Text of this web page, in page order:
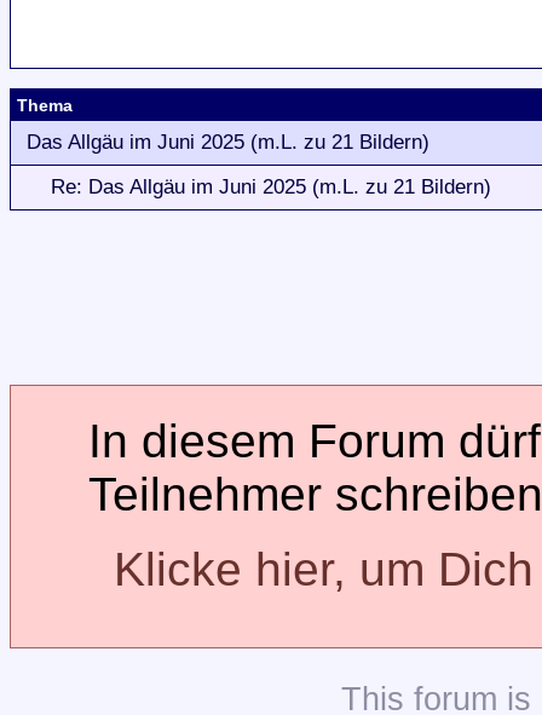
Thema
Das Allgäu im Juni 2025 (m.L. zu 21 Bildern)
Re: Das Allgäu im Juni 2025 (m.L. zu 21 Bildern)
In diesem Forum
Teilnehmer
Klicke hier, um
This forum is